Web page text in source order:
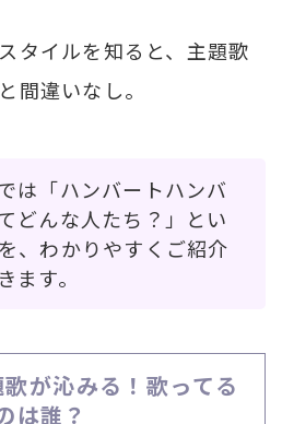
タイルを知ると、主題歌
間違いなし。
は「ハンバートハンバ
どんな人たち？」とい
、わかりやすくご紹介
ます。
が沁みる！歌ってる
は誰？